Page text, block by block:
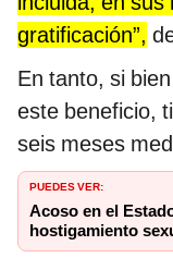
gratificación”,
En tanto, si
este beneficio,
seis meses
PUEDES VER:
Acoso en el
hostigamiento